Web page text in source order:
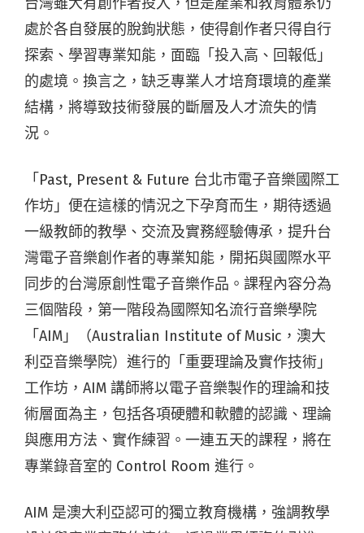
處於各自發展的脫鉤狀態，使得創作者只得自行
探索、學習專業知能，面臨「投入高、回報低」
的處境。換言之，缺乏專業人才培育環境的產業
結構，將導致技術發展的斷層及人才流失的情
況。
「Past, Present & Future 台北市電子音樂國際工
作坊」便在這樣的情況之下孕育而生，期待透過
一級教師的教學、交流及實務經驗傳承，提升台
灣電子音樂創作者的專業知能，開拓與國際水平
同步的台灣原創性電子音樂作品。課程內容分為
三個階段，第一階段為國際知名流行音樂學院
「AIM」（Australian Institute of Music，澳大
利亞音樂學院）進行的「重要理論及實作技術」
工作坊，AIM 講師將以電子音樂製作的理論和技
術層面為主，包括各項硬體和軟體的認識、理論
與應用方法、實作練習。一連五天的課程，將在
專業錄音室的 Control Room 進行。
AIM 是澳大利亞認可的獨立教育機構，強調教學